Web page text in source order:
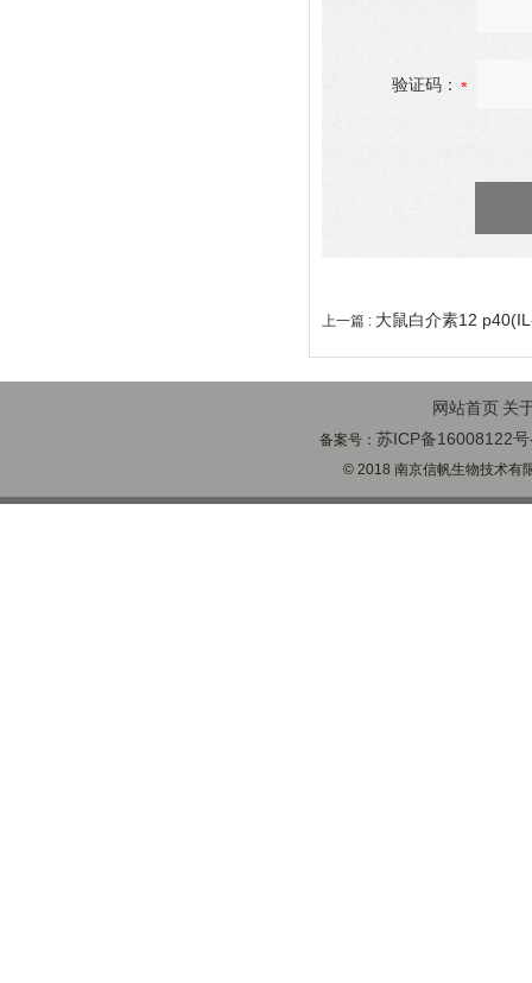
验证码：
上一篇 : 大鼠白介素12
网站首页 关
备案号： 苏ICP备16008122
© 2018 南京信帆生物技术有